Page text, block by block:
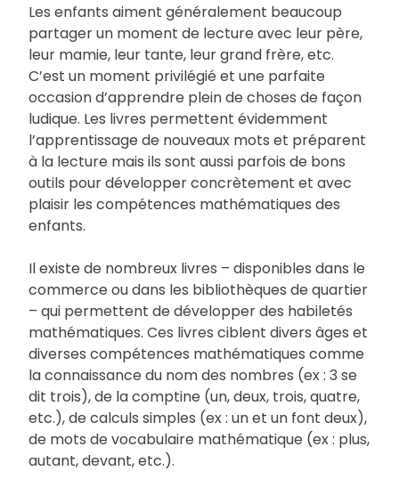
Les enfants aiment généralement beaucoup
partager un moment de lecture avec leur père,
leur mamie, leur tante, leur grand frère, etc.
C’est un moment privilégié et une parfaite
occasion d’apprendre plein de choses de façon
ludique. Les livres permettent évidemment
l’apprentissage de nouveaux mots et préparent
à la lecture mais ils sont aussi parfois de bons
outils pour développer concrètement et avec
plaisir les compétences mathématiques des
enfants.
Il existe de nombreux livres – disponibles dans le
commerce ou dans les bibliothèques de quartier
– qui permettent de développer des habiletés
mathématiques. Ces livres ciblent divers âges et
diverses compétences mathématiques comme
la connaissance du nom des nombres (ex : 3 se
dit trois), de la comptine (un, deux, trois, quatre,
etc.), de calculs simples (ex : un et un font deux),
de mots de vocabulaire mathématique (ex : plus,
autant, devant, etc.).